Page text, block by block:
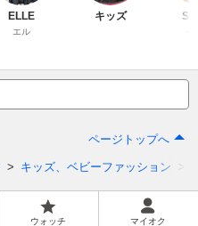
ELLE
エル
キッズ
ページトップへ
キッズ、ベビーファッション
ウォッチ マイオク